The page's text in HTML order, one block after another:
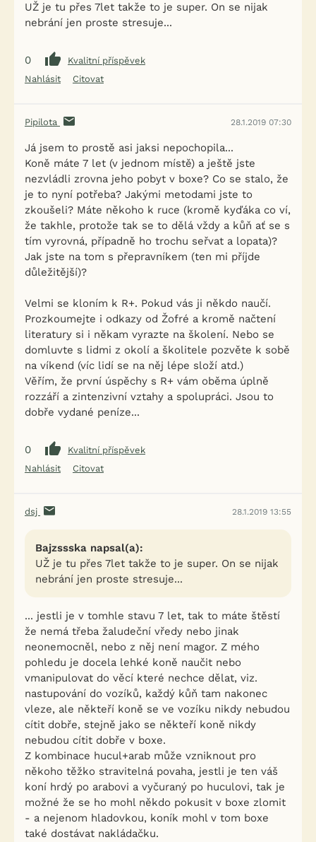
UŽ je tu přes 7let takže to je super. On se nijak
nebrání jen proste stresuje...
0
Kvalitní příspěvek
Nahlásit
Citovat
Pipilota 28.1.2019 07:30
Já jsem to prostě asi jaksi nepochopila...
Koně máte 7 let (v jednom místě) a ještě jste
nezvládli zrovna jeho pobyt v boxe? Co se stalo, že
je to nyní potřeba? Jakými metodami jste to
zkoušeli? Máte někoho k ruce (kromě kyďáka co ví,
že takhle, protože tak se to dělá vždy a kůň ať se s
tím vyrovná, případně ho trochu seřvat a lopata)?
Jak jste na tom s přepravníkem (ten mi příjde
důležitější)?
Velmi se kloním k R+. Pokud vás ji někdo naučí.
Prozkoumejte i odkazy od Žofré a kromě načtení
literatury si i někam vyrazte na školení. Nebo se
domluvte s lidmi z okolí a školitele pozvěte k sobě
na víkend (víc lidí se na něj lépe složí atd.)
Věřím, že první úspěchy s R+ vám oběma úplně
rozzáří a zintenzivní vztahy a spolupráci. Jsou to
dobře vydané peníze...
0
Kvalitní příspěvek
Nahlásit
Citovat
dsj 28.1.2019 13:55
Bajzssska napsal(a):
UŽ je tu přes 7let takže to je super. On se nijak
nebrání jen proste stresuje...
... jestli je v tomhle stavu 7 let, tak to máte štěstí
že nemá třeba žaludeční vředy nebo jinak
neonemocněl, nebo z něj není magor. Z mého
pohledu je docela lehké koně naučit nebo
vmanipulovat do věcí které nechce dělat, viz.
nastupování do vozíků, každý kůň tam nakonec
vleze, ale někteří koně se ve vozíku nikdy nebudou
cítit dobře, stejně jako se někteří koně nikdy
nebudou cítit dobře v boxe.
Z kombinace hucul+arab může vzniknout pro
někoho těžko stravitelná povaha, jestli je ten váš
koní hrdý po arabovi a vyčuraný po huculovi, tak je
možné že se ho mohl někdo pokusit v boxe zlomit
- a nejenom hladovkou, koník mohl v tom boxe
také dostávat nakládačku.